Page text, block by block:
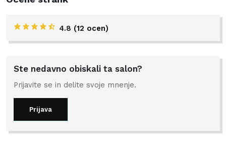
4.8 (12 ocen)
Ste nedavno obiskali ta salon?
Prijavite se in delite svoje mnenje.
Prijava